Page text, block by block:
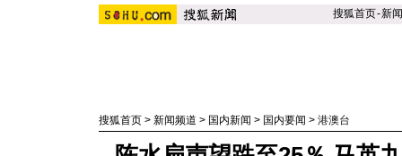
搜狐首页-新闻
搜狐首页 > 新闻频道 > 国内新闻 > 国内要闻 > 港澳台